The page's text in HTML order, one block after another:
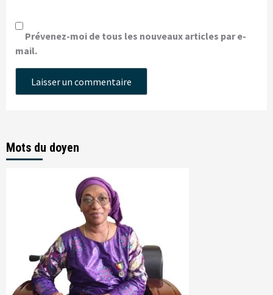
Prévenez-moi de tous les nouveaux articles par e-
mail.
Mots du doyen